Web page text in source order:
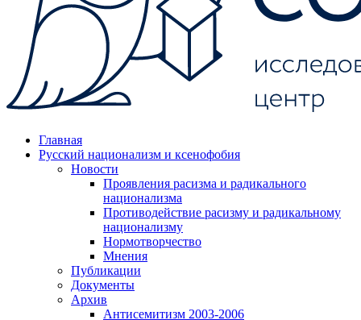
Главная
Русский национализм и ксенофобия
Новости
Проявления расизма и радикального
национализма
Противодействие расизму и радикальному
национализму
Нормотворчество
Мнения
Публикации
Документы
Архив
Антисемитизм 2003-2006